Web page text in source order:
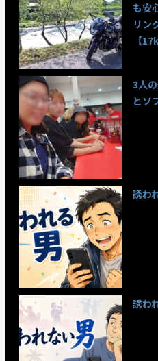
も安
リン
【
3人
とソ
誘わ
誘わ